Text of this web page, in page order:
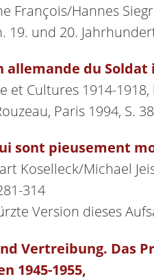
François/Hannes
19. und 20.
allemande du
et Cultures 1914-
Paris 1994, S.
sont pieusement
Koselleck/Michael
314
Version dieses
Vertreibung. Das
1945-1955,